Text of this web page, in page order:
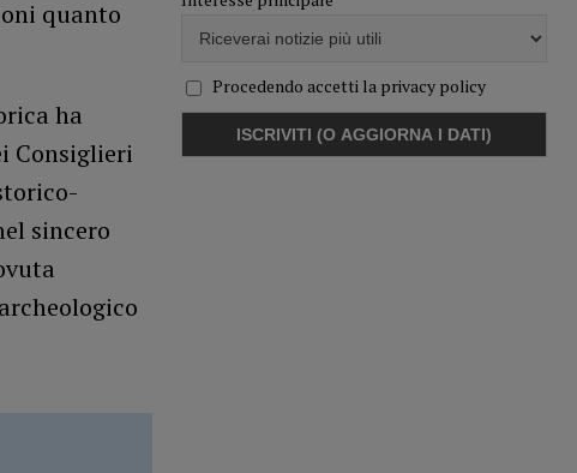
quanto
ha
Consiglieri
sincero
Procedendo accetti la privacy policy